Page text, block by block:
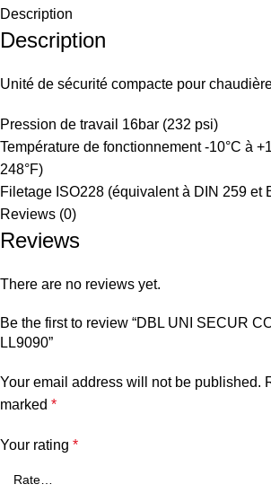
Description
Description
Unité de sécurité compacte pour
Pression de travail 16bar (232 psi)
Température de fonctionnement -10°C à
248°F)
Filetage ISO228 (équivalent à DIN 259 et
Reviews (0)
Reviews
There are no reviews yet.
Be the first to review “DBL UNI SECUR
LL9090”
Your email address will not be published.
marked *
Your rating *